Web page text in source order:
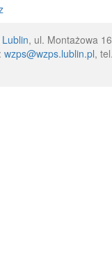
, ul. Montażowa
wzps@wzps.lublin.pl,